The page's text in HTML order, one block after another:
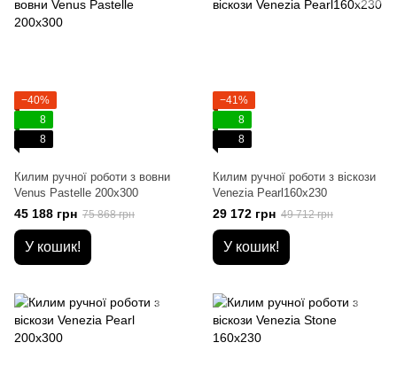
−40%
8
8
Килим ручної роботи з вовни
Venus Pastelle 200x300
45 188 грн 75 868 грн
У кошик!
−41%
8
8
Килим ручної роботи з віскози
Venezia Pearl160x230
29 172 грн 49 712 грн
У кошик!